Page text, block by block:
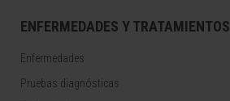
ENFERMEDADES Y TRATAMIENTOS
Enfermedades
Pruebas diagnósticas